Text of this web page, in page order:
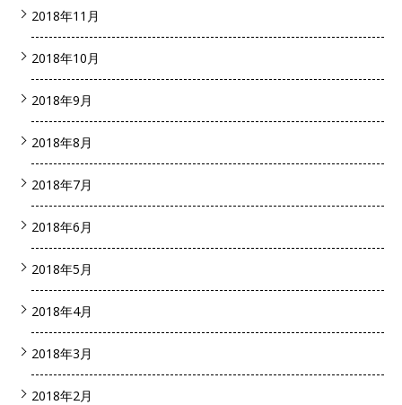
2018年11月
2018年10月
2018年9月
2018年8月
2018年7月
2018年6月
2018年5月
2018年4月
2018年3月
2018年2月